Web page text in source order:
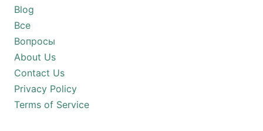
Blog
Все
Вопросы
About Us
Contact Us
Privacy Policy
Terms of Service